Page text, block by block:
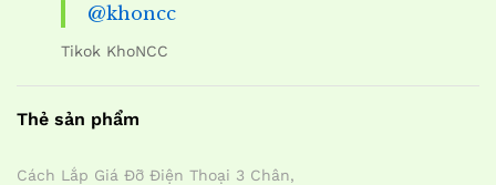
@khoncc
Tikok KhoNCC
Thẻ sản phẩm
Cách Lắp Giá Đỡ Điện Thoại 3 Chân